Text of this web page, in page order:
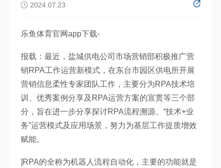
 2024.07.23
乐鱼体育官网app下载-
报载：最近，盐城供电公司市场营销部积极推广营
销RPA工作运营新模式，在东台市园区供电所开展
营销信息柔性专家团队工作，主要分为RPA技术培
训、优秀案例分享及RPA运营方案的宣贯等三个部
分，旨在进一步分享探讨RPA流程溯源、“技术+业
务”运营模式及应用场景，努力为基层工作提质增效
赋能。
]RPA的全称为机器人流程自动化，主要的功能就是